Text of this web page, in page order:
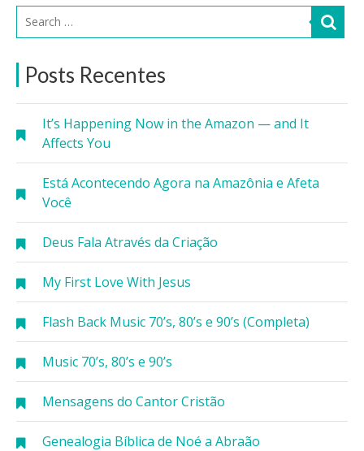
Posts Recentes
It’s Happening Now in the Amazon — and It
Affects You
Está Acontecendo Agora na Amazônia e Afeta
Você
Deus Fala Através da Criação
My First Love With Jesus
Flash Back Music 70’s, 80’s e 90’s (Completa)
Music 70’s, 80’s e 90’s
Mensagens do Cantor Cristão
Genealogia Bíblica de Noé a Abraão